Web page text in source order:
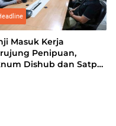
Masuk Kerja
Penipuan,
Dishub dan Satpol